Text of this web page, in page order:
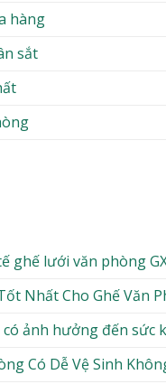
hàng
sắt
ghế lưới văn phòng
Nhất Cho Ghế Văn
ảnh hưởng đến sức
Có Dễ Vệ Sinh